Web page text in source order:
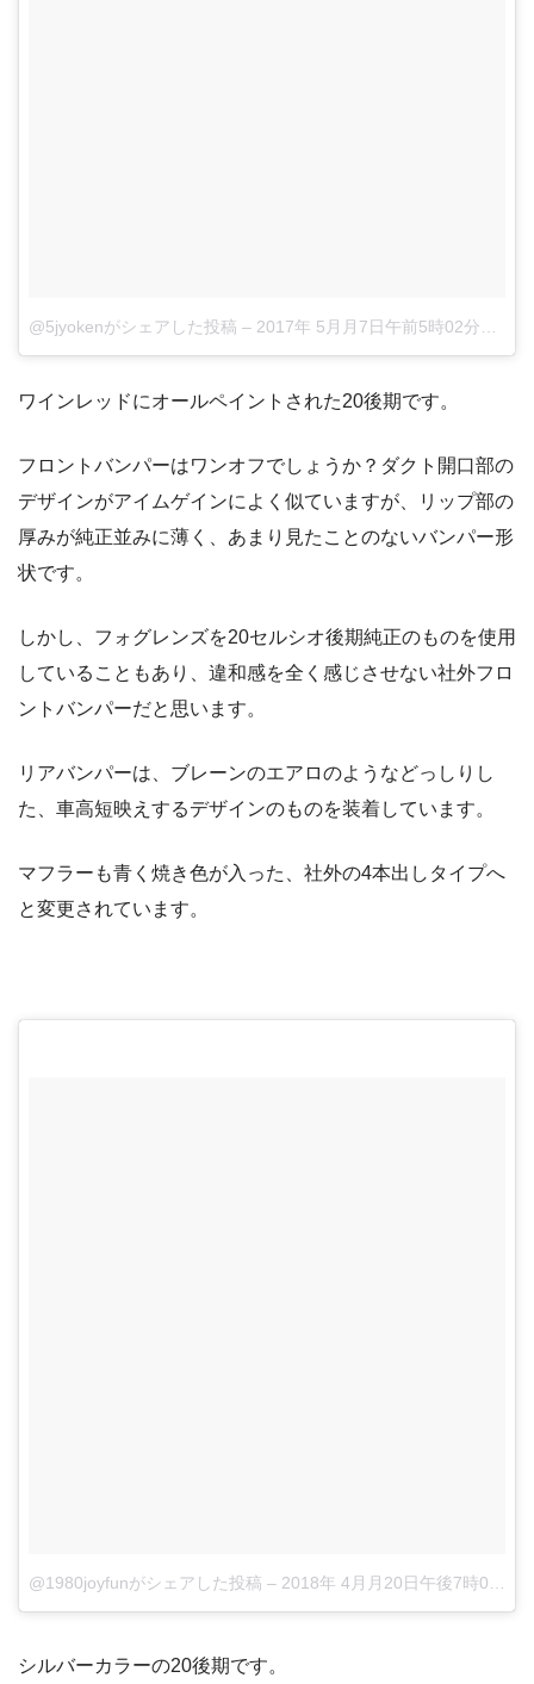
@5jyokenがシェアした投稿 – 2017年 5月月7日午前5時02分PDT
ワインレッドにオールペイントされた20後期です。
フロントバンパーはワンオフでしょうか？ダクト開口部の
デザインがアイムゲインによく似ていますが、リップ部の
厚みが純正並みに薄く、あまり見たことのないバンパー形
状です。
しかし、フォグレンズを20セルシオ後期純正のものを使用
していることもあり、違和感を全く感じさせない社外フロ
ントバンパーだと思います。
リアバンパーは、ブレーンのエアロのようなどっしりし
た、車高短映えするデザインのものを装着しています。
マフラーも青く焼き色が入った、社外の4本出しタイプへ
と変更されています。
@1980joyfunがシェアした投稿 – 2018年 4月月20日午後7時06分PDT
シルバーカラーの20後期です。